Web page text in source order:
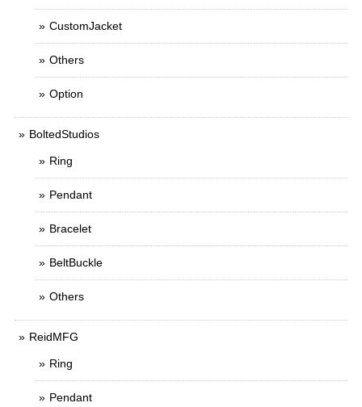
CustomJacket
Others
Option
BoltedStudios
Ring
Pendant
Bracelet
BeltBuckle
Others
ReidMFG
Ring
Pendant